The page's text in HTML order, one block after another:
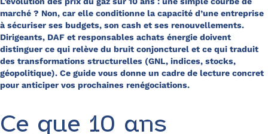
marché ? Non, car elle conditionne la capacité d’une entreprise
à sécuriser ses budgets, son cash et ses renouvellements.
Dirigeants, DAF et responsables achats énergie doivent
distinguer ce qui relève du bruit conjoncturel et ce qui traduit
des transformations structurelles (GNL, indices, stocks,
géopolitique). Ce guide vous donne un cadre de lecture concret
pour anticiper vos prochaines renégociations.
Ce que 10 ans